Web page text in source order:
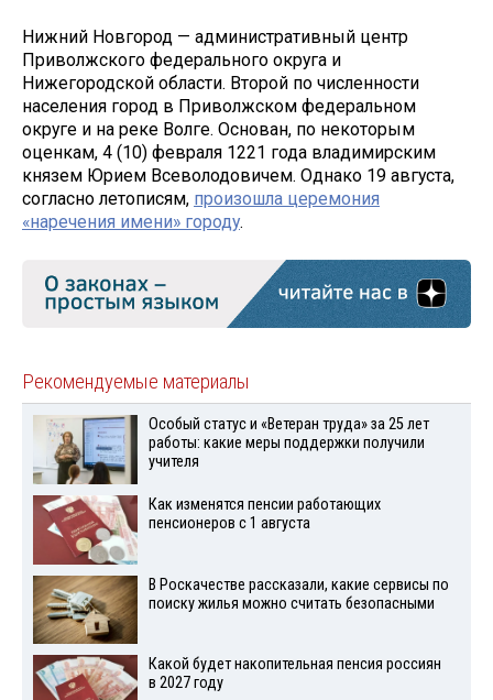
Нижний Новгород — административный центр
Приволжского федерального округа и
Нижегородской области. Второй по численности
населения город в Приволжском федеральном
округе и на реке Волге. Основан, по некоторым
оценкам, 4 (10) февраля 1221 года владимирским
князем Юрием Всеволодовичем. Однако 19 августа,
согласно летописям, произошла церемония
«наречения имени» городу.
Рекомендуемые материалы
Особый статус и «Ветеран труда» за 25 лет
работы: какие меры поддержки получили
учителя
Как изменятся пенсии работающих
пенсионеров с 1 августа
В Роскачестве рассказали, какие сервисы по
поиску жилья можно считать безопасными
Какой будет накопительная пенсия россиян
в 2027 году